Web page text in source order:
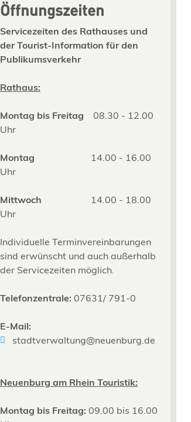
Öffnungszeiten
Servicezeiten des Rathauses und
der Tourist-Information für den
Publikumsverkehr
Rathaus:
Montag bis Freitag 08.30 - 12.00
Uhr
Montag
14.00 - 16.00
Uhr
Mittwoch
14.00 - 18.00
Uhr
Individuelle Terminvereinbarungen
sind erwünscht und auch außerhalb
der Servicezeiten möglich.
Telefonzentrale: 07631/ 791-0
E-Mail:
stadtverwaltung@neuenburg.de
Neuenburg am Rhein Touristik:
Montag bis Freitag: 09.00 bis 16.00